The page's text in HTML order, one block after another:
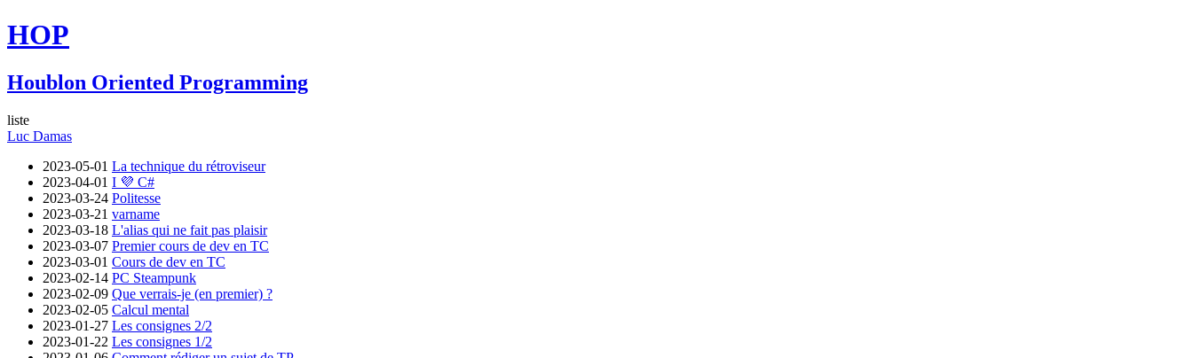
HOP
Houblon Oriented Programming
liste
Luc Damas
2023-05-01 La technique du rétroviseur
2023-04-01 I 💜 C#
2023-03-24 Politesse
2023-03-21 varname
2023-03-18 L'alias qui ne fait pas plaisir
2023-03-07 Premier cours de dev en TC
2023-03-01 Cours de dev en TC
2023-02-14 PC Steampunk
2023-02-09 Que verrais-je (en premier) ?
2023-02-05 Calcul mental
2023-01-27 Les consignes 2/2
2023-01-22 Les consignes 1/2